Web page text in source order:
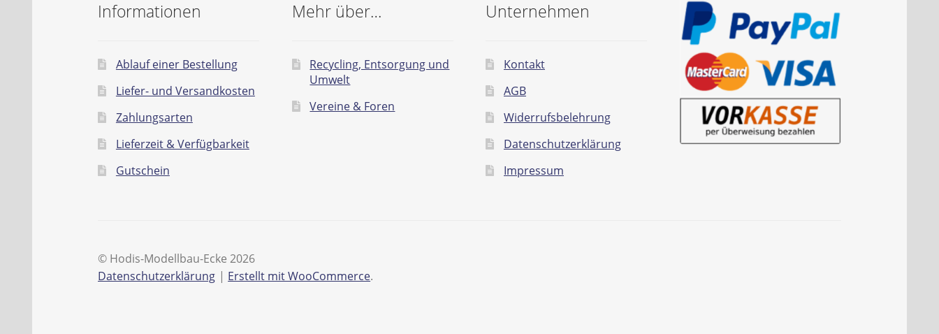
Informationen
Ablauf einer Bestellung
Liefer- und Versandkosten
Zahlungsarten
Lieferzeit & Verfügbarkeit
Gutschein
Mehr über…
Recycling, Entsorgung und
Umwelt
Vereine & Foren
Unternehmen
Kontakt
AGB
Widerrufsbelehrung
Datenschutzerklärung
Impressum
© Hodis-Modellbau-Ecke 2026
Datenschutzerklärung
Erstellt mit WooCommerce.